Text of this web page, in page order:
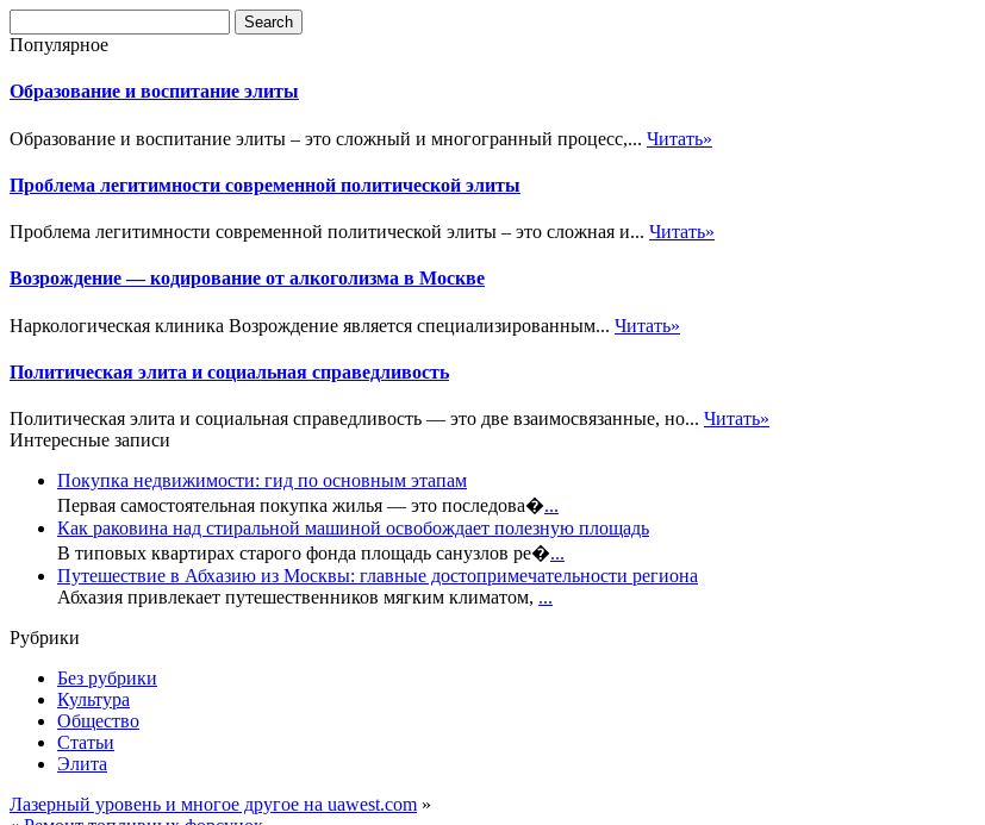
Популярное
Образование и воспитание элиты
Образование и воспитание элиты – это сложный и многогранный процесс,... Читать»
Проблема легитимности современной политической элиты
Проблема легитимности современной политической элиты – это сложная и... Читать»
Возрождение — кодирование от алкоголизма в Москве
Наркологическая клиника Возрождение является специализированным... Читать»
Политическая элита и социальная справедливость
Политическая элита и социальная справедливость — это две взаимосвязанные, но... Читать»
Интересные записи
Покупка недвижимости: гид по основным этапам
Первая самостоятельная покупка жилья — это последова�...
Как раковина над стиральной машиной освобождает полезную площадь
В типовых квартирах старого фонда площадь санузлов ре�...
Путешествие в Абхазию из Москвы: главные достопримечательности региона
Абхазия привлекает путешественников мягким климатом, ...
Рубрики
Без рубрики
Культура
Общество
Статьи
Элита
Лазерный уровень и многое другое на uawest.com »